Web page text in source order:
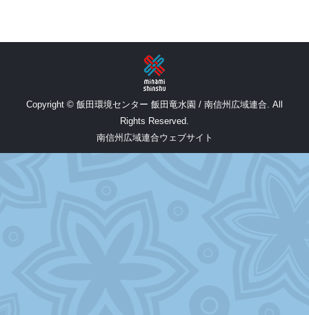
Copyright © 飯田環境センター 飯田竜水園 / 南信州広域連合. All
Rights Reserved.
南信州広域連合ウェブサイト